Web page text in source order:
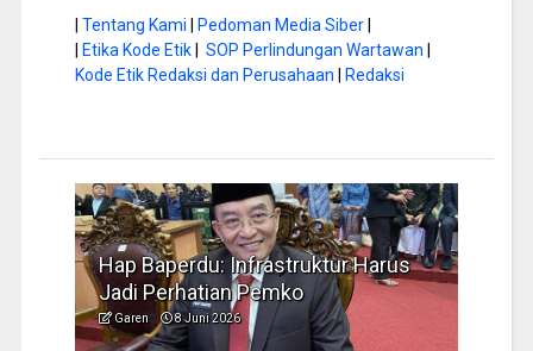
Tentang Kami Pedoman Media Siber|
Etika Kode Etik| SOP Perlindungan Wartawan
Kode Etik Redaksi dan Perusahaan
Redaksi
Hap Baperdu: Infrastruktur Harus
Jadi Perhatian Pemko
Garen 8 Juni 2026